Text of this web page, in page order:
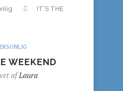
IT’S THE
WEEKEND
afLaura